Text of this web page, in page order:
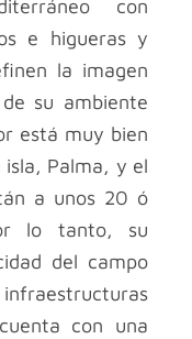
con
e higueras y
la imagen
su ambiente
está muy bien
Palma, y el
a unos 20 ó
lo tanto, su
del campo
con una